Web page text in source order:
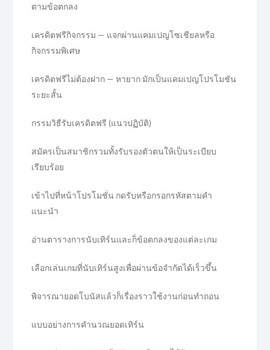
ตามข้อตกลง
เครดิตฟรีกิจกรรม — แจกผ่านแคมเปญโซเชียลหรือ
กิจกรรมพิเศษ
เครดิตฟรีไม่ต้องฝาก — หายาก มักเป็นแคมเปญโปรโมชัน
ระยะสั้น
กรรมวิธีรับเครดิตฟรี (แนวปฏิบัติ)
สมัครเป็นสมาชิกรวมทั้งรับรองตัวตนให้เป็นระเบียบ
เรียบร้อย
เข้าไปที่หน้าโปรโมชั่น กดรับหรือกรอกรหัสตามคำ
แนะนำ
อ่านตารางการนับเทิร์นและก็ข้อตกลงของแต่ละเกม
เลือกเล่นเกมที่นับเทิร์นสูงเพื่อผ่านข้อจำกัดได้เร็วขึ้น
พิจารณายอดโบนัสแล้วก็เรื่องราวใช้งานก่อนทำถอน
แบบอย่างการคำนวณยอดเทิร์น